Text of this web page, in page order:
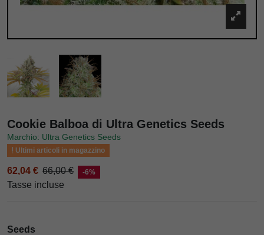
Cookie Balboa di Ultra Genetics Seeds
Marchio: Ultra Genetics Seeds
Ultimi articoli in magazzino
62,04 € 66,00 € -6%
Tasse incluse
Seeds